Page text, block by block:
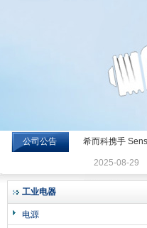
希而科工业控制设备有限公司
公司公告 希而科携手
2025-08-29
工业电器
电源